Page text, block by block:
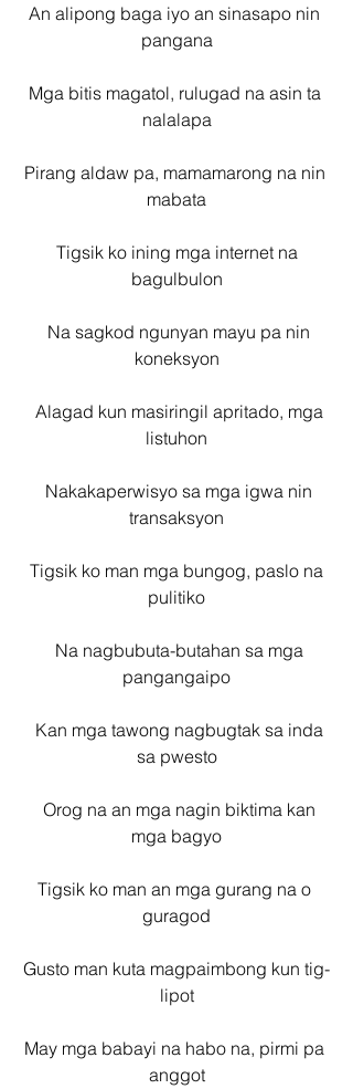
An alipong baga iyo an sinasapo nin
pangana
Mga bitis magatol, rulugad na asin ta
nalalapa
Pirang aldaw pa, mamamarong na nin
mabata
bagulbulon
koneksyon
listuhon
transaksyon
pulitiko
pangangaipo
sa pwesto
mga bagyo
Tigsik ko man an mga gurang na o
guragod
Gusto man kuta magpaimbong kun tig-
lipot
May mga babayi na habo na, pirmi pa
anggot